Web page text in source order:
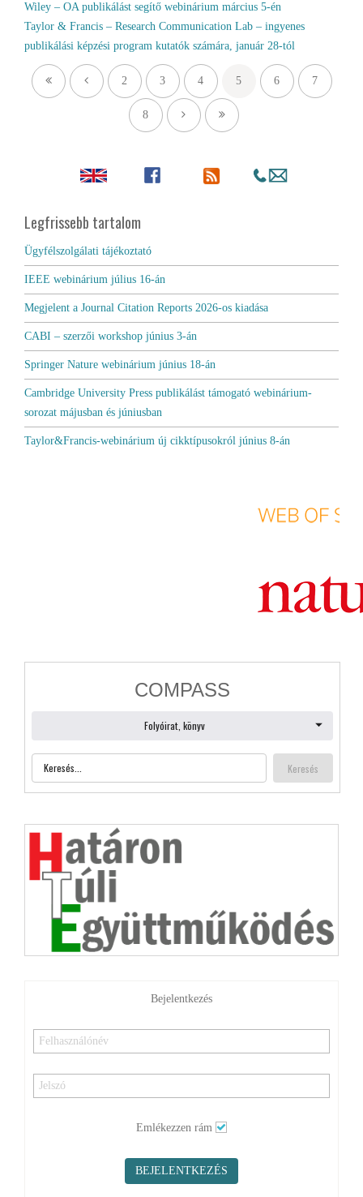
Wiley – OA publikálást segítő webinárium március 5-én
Taylor & Francis – Research Communication Lab – ingyenes
publikálási képzési program kutatók számára, január 28-tól
2 3 4 5 6 7
8
Legfrissebb tartalom
Ügyfélszolgálati tájékoztató
IEEE webinárium július 16-án
Megjelent a Journal Citation Reports 2026-os kiadása
CABI – szerzői workshop június 3-án
Springer Nature webinárium június 18-án
Cambridge University Press publikálást támogató webinárium-
sorozat májusban és júniusban
Taylor&Francis-webinárium új cikktípusokról június 8-án
Bejelentkezés
Elfelejtette jelszavát?